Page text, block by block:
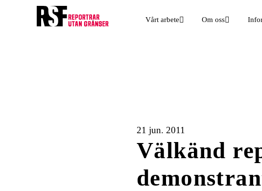
Vårt arbete Om oss
21 jun. 2011
Välkänd